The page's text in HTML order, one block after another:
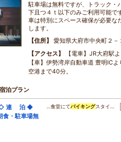
駐車場は無料ですが、トラック・
下且つ４ｔ以下のみご利用可能で
車は特別にスペース確保が必要な
します。
住所
愛知県大府市中央町２－
アクセス
【電車】JR大府駅
【車】伊勢湾岸自動車道 豊明IC
空港まで40分。
泊プラン
】◇ 連 泊 ◆
・駐車場無
…食堂にてバイキングスタイ…